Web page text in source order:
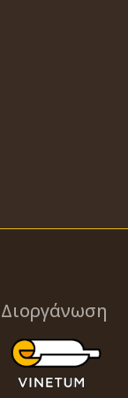
Διοργάνωση